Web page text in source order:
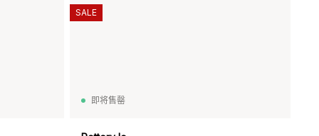
即将售罄
SALE